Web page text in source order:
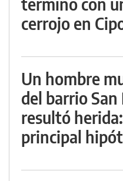
cerrojo en
Un hombre
del barrio San
resultó
principal